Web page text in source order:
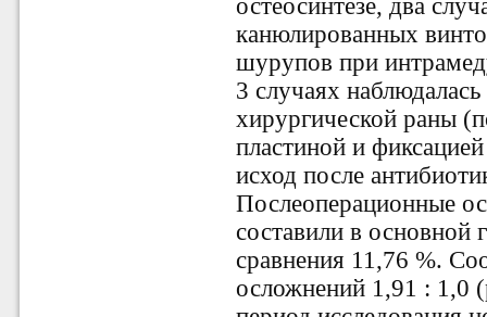
остеосинтезе, два
канюлированных
шурупов при
3 случаях
хирургической раны
пластиной и
исход после
Послеоперационные
составили в основной
сравнения 11,76 %.
осложнений 1,91 : 1,0